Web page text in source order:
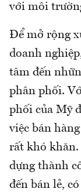
với môi
Để mở rộng
doanh
tâm đến
phân phối.
phối của Mỹ
việc bán
rất khó khăn.
dựng thành
đến bán lẻ,